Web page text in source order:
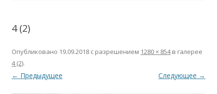
4 (2)
Опубликовано 19.09.2018 с разрешением 1280 × 854в галерее
4 (2).
← Предыдущее Следующее →